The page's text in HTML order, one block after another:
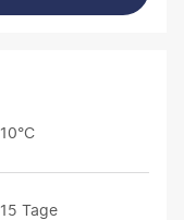
10°C
15 Tage